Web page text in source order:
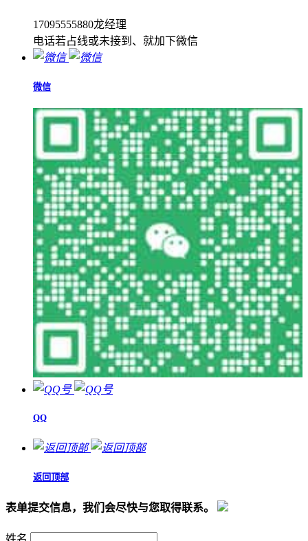
17095555880龙经理
电话若占线或未接到、就加下微信
微信
QQ
返回顶部
表单提交信息，我们会尽快与您取得联系。